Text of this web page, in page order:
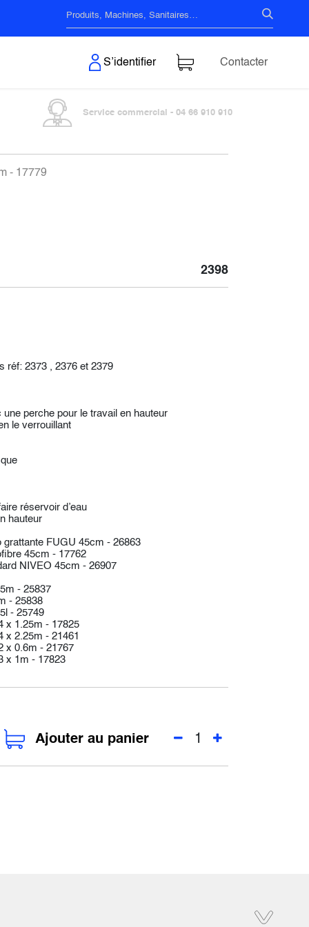
S’identifier Contacter
Service commercial - 04 66 910 910
- 17779
2398
réf: 2373 , 2376 et 2379
une perche pour le travail en hauteur
le verrouillant
réservoir d’eau
hauteur
FUGU 45cm - 26863
45cm - 17762
NIVEO 45cm - 26907
- 25837
- 25838
- 25749
x 1.25m - 17825
x 2.25m - 21461
x 0.6m - 21767
x 1m - 17823
Ajouter au panier